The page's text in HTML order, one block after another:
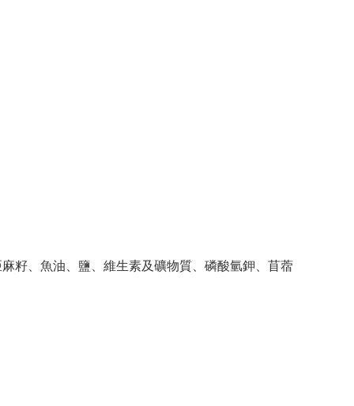
籽、魚油、鹽、維生素及礦物質、磷酸氫鉀、苜蓿